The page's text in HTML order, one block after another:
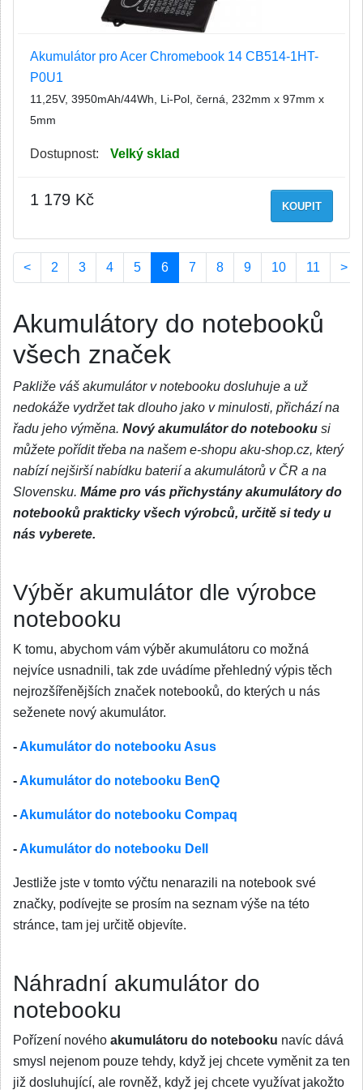
Akumulátor pro Acer Chromebook 14 CB514-1HT-
P0U1
11,25V, 3950mAh/44Wh, Li-Pol, černá, 232mm x 97mm x
5mm
Dostupnost: Velký sklad
KOUPIT
1 179 Kč
< 2 3 4 5 6(current)
7 8 9 10 11 >
Akumulátory do notebooků
všech značek
Pakliže váš akumulátor v notebooku dosluhuje a už
nedokáže vydržet tak dlouho jako v minulosti, přichází na
řadu jeho výměna. Nový akumulátor do notebooku si
můžete pořídit třeba na našem e-shopu aku-shop.cz, který
nabízí nejširší nabídku baterií a akumulátorů v ČR a na
Slovensku. Máme pro vás přichystány akumulátory do
notebooků prakticky všech výrobců, určitě si tedy u
nás vyberete.
Výběr akumulátor dle výrobce
notebooku
K tomu, abychom vám výběr akumulátoru co možná
nejvíce usnadnili, tak zde uvádíme přehledný výpis těch
nejrozšířenějších značek notebooků, do kterých u nás
seženete nový akumulátor.
-Akumulátor do notebooku Asus
-Akumulátor do notebooku BenQ
-Akumulátor do notebooku Compaq
-Akumulátor do notebooku Dell
Jestliže jste v tomto výčtu nenarazili na notebook své
značky, podívejte se prosím na seznam výše na této
stránce, tam jej určitě objevíte.
Náhradní akumulátor do
notebooku
Pořízení nového akumulátoru do notebooku navíc dává
smysl nejenom pouze tehdy, když jej chcete vyměnit za ten
již dosluhující, ale rovněž, když jej chcete využívat jakožto